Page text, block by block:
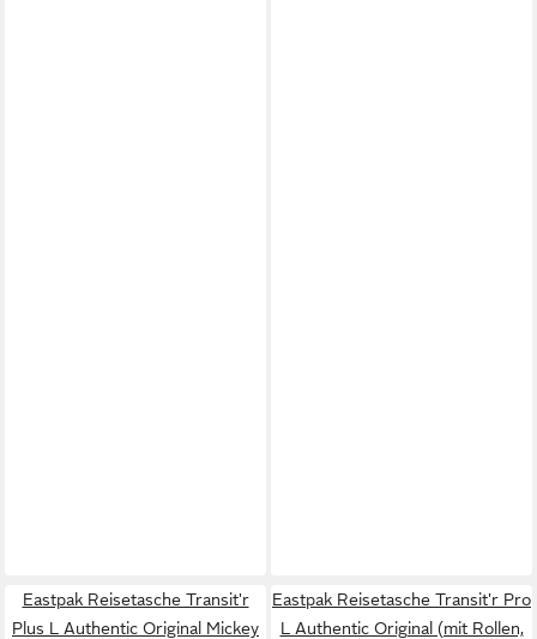
Eastpak Reisetasche Transit'r
Plus L Authentic Original Mickey
Eastpak Reisetasche Transit'r Pro
L Authentic Original (mit Rollen,